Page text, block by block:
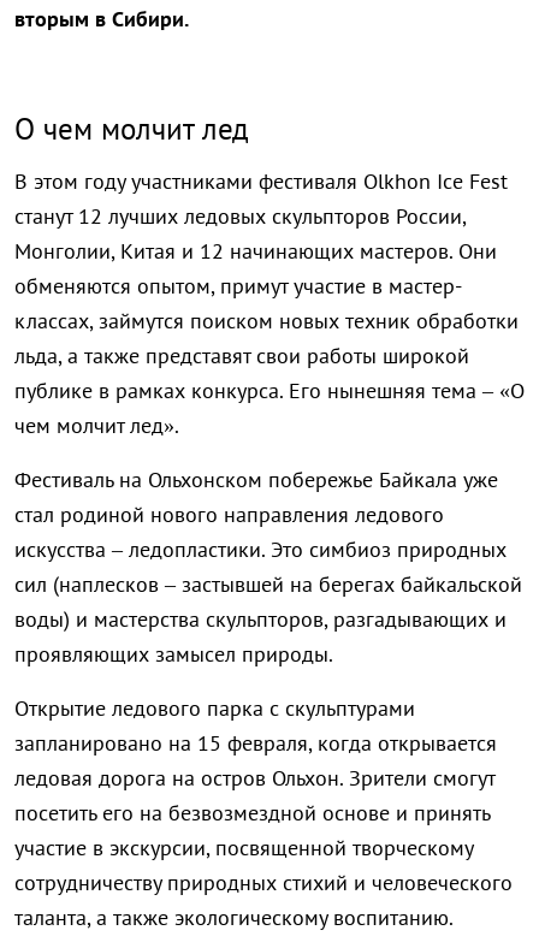
вторым в Сибири.
О чем молчит лед
В этом году участниками фестиваля Olkhon Ice Fest
станут 12 лучших ледовых скульпторов России,
Монголии, Китая и 12 начинающих мастеров. Они
обменяются опытом, примут участие в мастер-
классах, займутся поиском новых техник обработки
льда, а также представят свои работы широкой
публике в рамках конкурса. Его нынешняя тема – «О
чем молчит лед».
Фестиваль на Ольхонском побережье Байкала уже
стал родиной нового направления ледового
искусства – ледопластики. Это симбиоз природных
сил (наплесков – застывшей на берегах байкальской
воды) и мастерства скульпторов, разгадывающих и
проявляющих замысел природы.
Открытие ледового парка с скульптурами
запланировано на 15 февраля, когда открывается
ледовая дорога на остров Ольхон. Зрители смогут
посетить его на безвозмездной основе и принять
участие в экскурсии, посвященной творческому
сотрудничеству природных стихий и человеческого
таланта, а также экологическому воспитанию.